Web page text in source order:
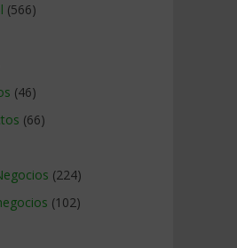
(566)
(46)
(66)
(224)
(102)